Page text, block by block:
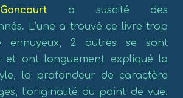
a suscité des
L’une a trouvé ce livre trop
ennuyeux, 2 autres se sont
et ont longuement expliqué la
la profondeur de caractère
l’originalité du point de vue.